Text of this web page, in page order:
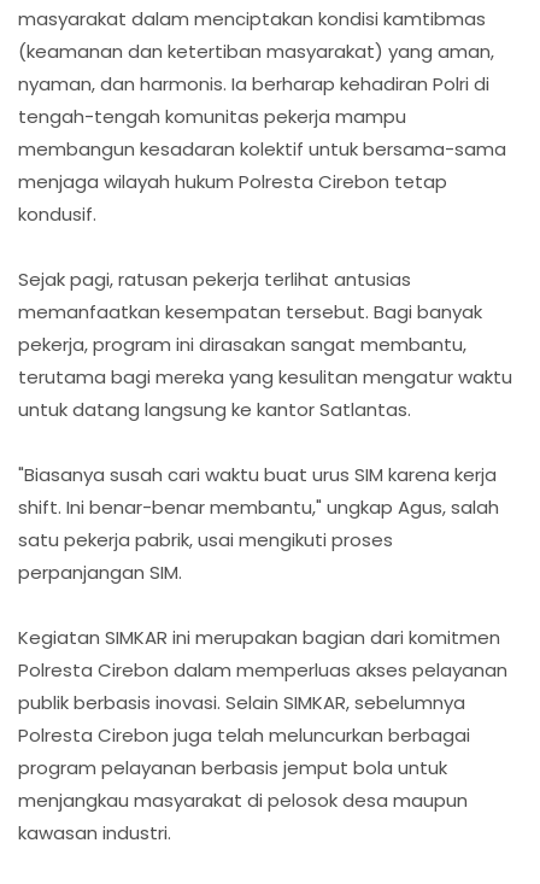
masyarakat dalam menciptakan kondisi kamtibmas
(keamanan dan ketertiban masyarakat) yang aman,
nyaman, dan harmonis. Ia berharap kehadiran Polri di
tengah-tengah komunitas pekerja mampu
membangun kesadaran kolektif untuk bersama-sama
menjaga wilayah hukum Polresta Cirebon tetap
kondusif.
Sejak pagi, ratusan pekerja terlihat antusias
memanfaatkan kesempatan tersebut. Bagi banyak
pekerja, program ini dirasakan sangat membantu,
terutama bagi mereka yang kesulitan mengatur waktu
untuk datang langsung ke kantor Satlantas.
"Biasanya susah cari waktu buat urus SIM karena kerja
shift. Ini benar-benar membantu," ungkap Agus, salah
satu pekerja pabrik, usai mengikuti proses
perpanjangan SIM.
Kegiatan SIMKAR ini merupakan bagian dari komitmen
Polresta Cirebon dalam memperluas akses pelayanan
publik berbasis inovasi. Selain SIMKAR, sebelumnya
Polresta Cirebon juga telah meluncurkan berbagai
program pelayanan berbasis jemput bola untuk
menjangkau masyarakat di pelosok desa maupun
kawasan industri.